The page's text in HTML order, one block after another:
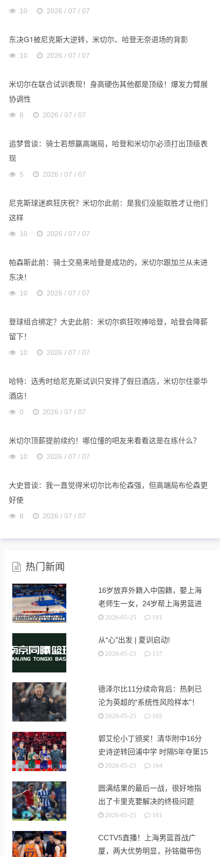
10 2026 / 07 / 07
东决G1被尼克斯大逆转，米切尔、哈登无奈退场的背影
10 2026 / 07 / 07
米切尔在联合试训表现！身高硬伤其他都是顶级！爆发力臂展
协调性
8 2026 / 07 / 07
追梦曾谈：骑士若想赢高端局，哈登和米切尔必须打出顶级表
现
5 2026 / 07 / 07
尼克斯球迷疯狂庆祝？米切尔此前：是我们没能取胜才让他们
这样
10 2026 / 07 / 07
帕森斯此前：骑士交易来哈登是成功的，米切尔跟加兰从未进
东决！
10 2026 / 07 / 07
登球组合绑定？大史此前：米切尔疯狂吹捧哈登，哈登会降薪
留下！
10 2026 / 07 / 07
哈特：选秀时给尼克斯试训只安排了假日酒店，米切尔住豪华
酒店！
0 2026 / 07 / 07
米切尔顶薪提前续约！哪位懂的吧友来看看这是在练什么？
10 2026 / 07 / 07
大史曾谈：我一直觉得米切尔比布伦森强，但高端局布伦森更
好使
8 2026 / 07 / 07
热门新闻
16岁放弃外籍入中国籍，娶上海
老师生一女，24岁帮上海男篮进
决赛
2026-05-25 181
从“心”出发 | 夏训启动!
2026-05-25 157
德泽尔比11分续命背后：热刺已
沦为英超的“系统性风险样本”！
2026-05-25 165
郭艾伦小丁颁奖！清华附中16分
史诗逆转回浦中学 时隔5年夺第15
冠2026-05-25 164
圆满结果的最后一战，很好地指
出了卡里克要解决的终极问题
2026-05-25 161
CCTV5直播！上海男篮首战广
厦，两大优势明显，孙铭徽带伤